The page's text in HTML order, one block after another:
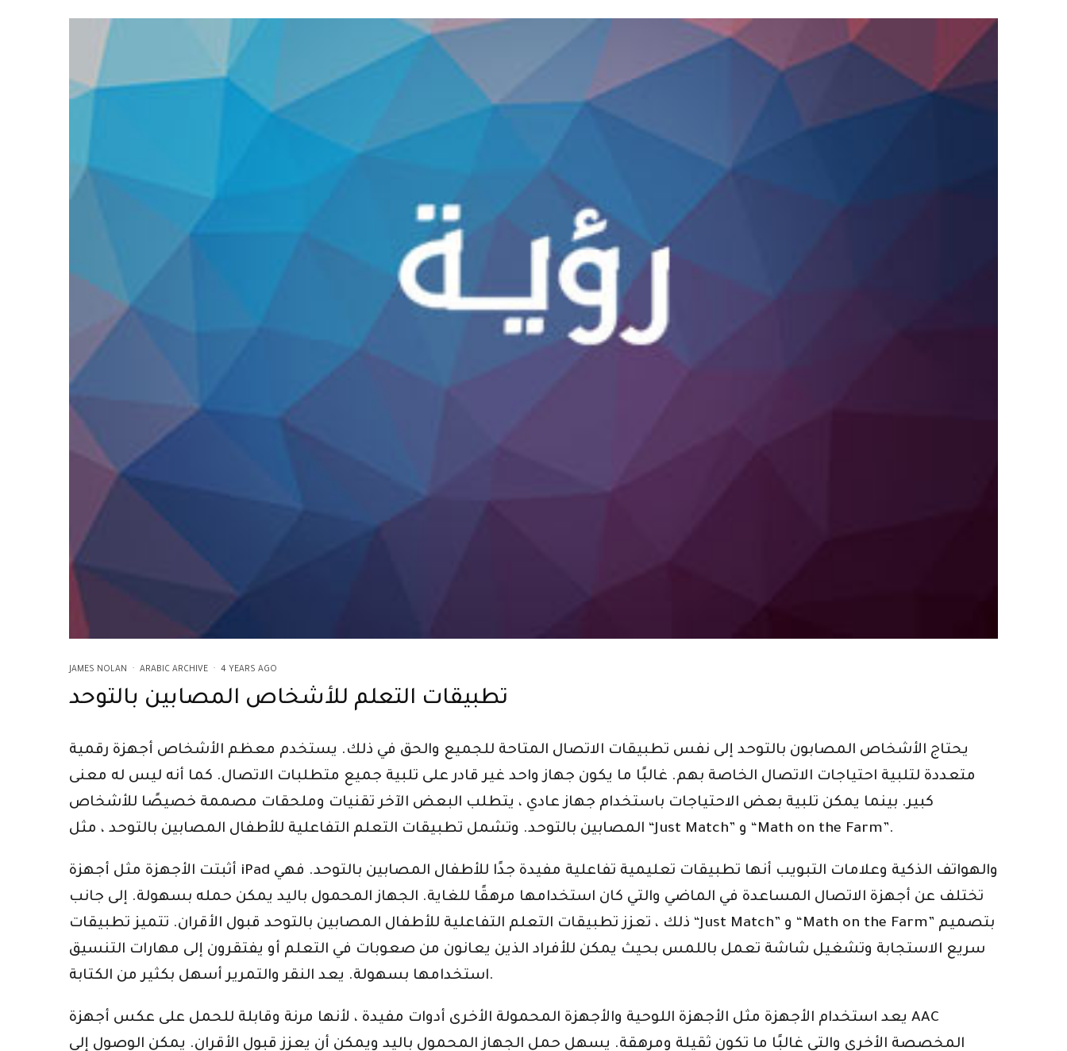
JAMES NOLAN · ARABIC ARCHIVE · 4 YEARS AGO
تطبيقات التعلم للأشخاص المصابين بالتوحد
يحتاج الأشخاص المصابون بالتوحد إلى نفس تطبيقات الاتصال المتاحة للجميع والحق في ذلك. يستخدم معظم الأشخاص أجهزة رقمية
متعددة لتلبية احتياجات الاتصال الخاصة بهم. غالبًا ما يكون جهاز واحد غير قادر على تلبية جميع متطلبات الاتصال. كما أنه ليس له معنى
كبير. بينما يمكن تلبية بعض الاحتياجات باستخدام جهاز عادي ، يتطلب البعض الآخر تقنيات وملحقات مصممة خصيصًا للأشخاص
المصابين بالتوحد. وتشمل تطبيقات التعلم التفاعلية للأطفال المصابين بالتوحد ، مثل “Just Match” و “Math on the Farm”.
أثبتت الأجهزة مثل أجهزة iPad والهواتف الذكية وعلامات التبويب أنها تطبيقات تعليمية تفاعلية مفيدة جدًا للأطفال المصابين بالتوحد. فهي
تختلف عن أجهزة الاتصال المساعدة في الماضي والتي كان استخدامها مرهقًا للغاية. الجهاز المحمول باليد يمكن حمله بسهولة. إلى جانب
ذلك ، تعزز تطبيقات التعلم التفاعلية للأطفال المصابين بالتوحد قبول الأقران. تتميز تطبيقات “Just Match” و “Math on the Farm” بتصميم
سريع الاستجابة وتشغيل شاشة تعمل باللمس بحيث يمكن للأفراد الذين يعانون من صعوبات في التعلم أو يفتقرون إلى مهارات التنسيق
استخدامها بسهولة. يعد النقر والتمرير أسهل بكثير من الكتابة.
يعد استخدام الأجهزة مثل الأجهزة اللوحية والأجهزة المحمولة الأخرى أدوات مفيدة ، لأنها مرنة وقابلة للحمل على عكس أجهزة AAC
المخصصة الأخرى والتي غالبًا ما تكون ثقيلة ومرهقة. يسهل حمل الجهاز المحمول باليد ويمكن أن يعزز قبول الأقران. يمكن الوصول إلى